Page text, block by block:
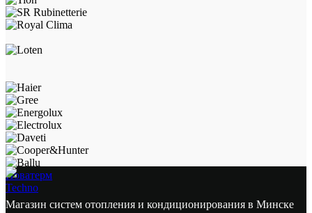
Новатерм
Techno
Магазин систем отопления и кондиционирования в Минске